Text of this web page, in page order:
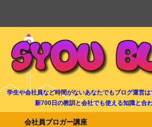
学生や会社員など時間がないあなたでもブログ運営
新700日の教訓と会社でも使える知識と合
会社員ブロガー講座